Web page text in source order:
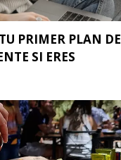
PRIMER PLAN DE
SI ERES